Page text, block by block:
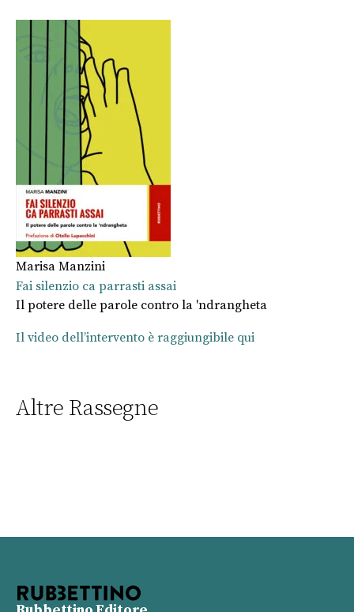
Marisa Manzini
Fai silenzio ca parrasti assai
Il potere delle parole contro la 'ndrangheta
Il video dell’intervento è raggiungibile qui
Altre Rassegne